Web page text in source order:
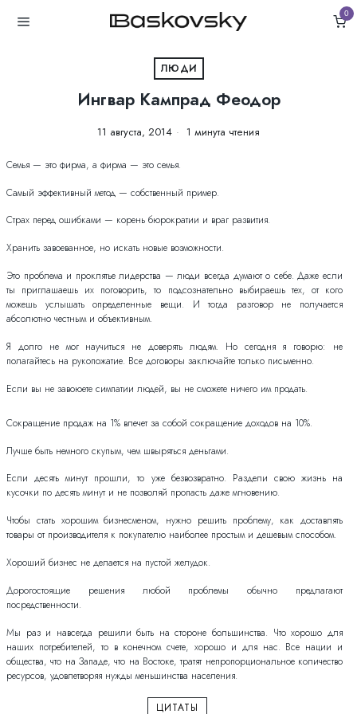
0
ЛЮДИ
Ингвар Кампрад Феодор
11 августа, 2014 1 минута чтения
Семья — это фирма, а фирма — это семья.
Самый эффективный метод — собственный пример.
Страх перед ошибками — корень бюрократии и враг развития.
Хранить завоеванное, но искать новые возможности.
Это проблема и проклятье лидерства — люди всегда думают о себе. Даже если
ты приглашаешь их поговорить, то подсознательно выбираешь тех, от кого
можешь услышать определенные вещи. И тогда разговор не получается
абсолютно честным и объективным.
Я долго не мог научиться не доверять людям. Но сегодня я говорю: не
полагайтесь на рукопожатие. Все договоры заключайте только письменно.
Если вы не завоюете симпатии людей, вы не сможете ничего им продать.
Сокращение продаж на 1% влечет за собой сокращение доходов на 10%.
Лучше быть немного скупым, чем швыряться деньгами.
Если десять минут прошли, то уже безвозвратно. Раздели свою жизнь на
кусочки по десять минут и не позволяй пропасть даже мгновению.
Чтобы стать хорошим бизнесменом, нужно решить проблему, как доставлять
товары от производителя к покупателю наиболее простым и дешевым способом.
Хороший бизнес не делается на пустой желудок.
Дорогостоящие решения любой проблемы обычно предлагают
посредственности.
Мы раз и навсегда решили быть на стороне большинства. Что хорошо для
наших потребителей, то в конечном счете, хорошо и для нас. Все нации и
общества, что на Западе, что на Востоке, тратят непропорциональное количество
ресурсов, удовлетворяя нужды меньшинства населения.
ЦИТАТЫ